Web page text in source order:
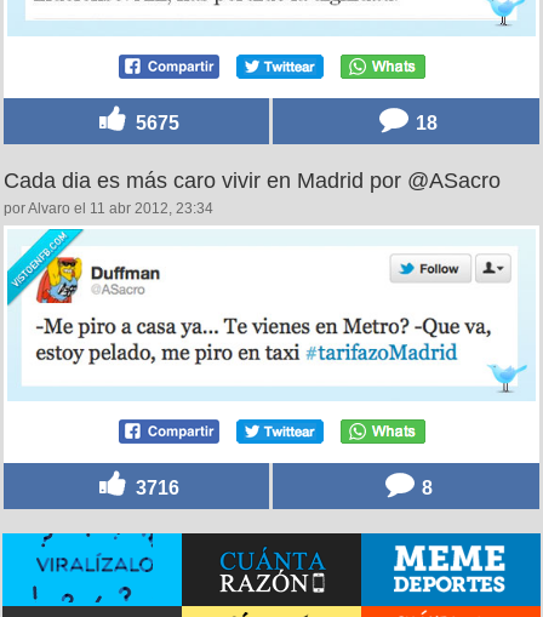
5675 18
Cada dia es más caro vivir en Madrid por @ASacro
por Alvaro el 11 abr 2012, 23:34
3716 8